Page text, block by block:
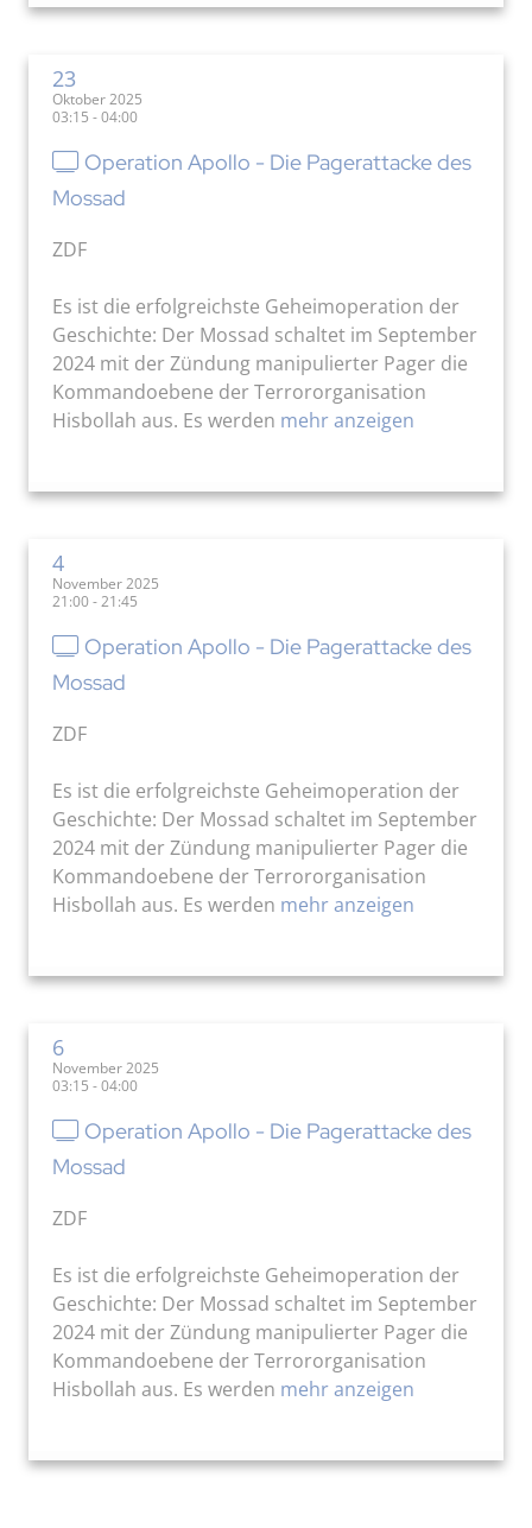
23
Oktober 2025
03:15 - 04:00
Operation Apollo - Die Pagerattacke des
Mossad
ZDF
Es ist die erfolgreichste Geheimoperation der
Geschichte: Der Mossad schaltet im September
2024 mit der Zündung manipulierter Pager die
Kommandoebene der Terrororganisation
Hisbollah aus. Es werden mehr anzeigen
4
November 2025
21:00 - 21:45
Operation Apollo - Die Pagerattacke des
Mossad
ZDF
Es ist die erfolgreichste Geheimoperation der
Geschichte: Der Mossad schaltet im September
2024 mit der Zündung manipulierter Pager die
Kommandoebene der Terrororganisation
Hisbollah aus. Es werden mehr anzeigen
6
November 2025
03:15 - 04:00
Operation Apollo - Die Pagerattacke des
Mossad
ZDF
Es ist die erfolgreichste Geheimoperation der
Geschichte: Der Mossad schaltet im September
2024 mit der Zündung manipulierter Pager die
Kommandoebene der Terrororganisation
Hisbollah aus. Es werden mehr anzeigen